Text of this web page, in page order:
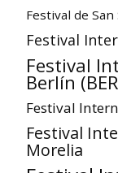
Festival de
Festival
Festival
Berlín
Festival
Festival
Morelia